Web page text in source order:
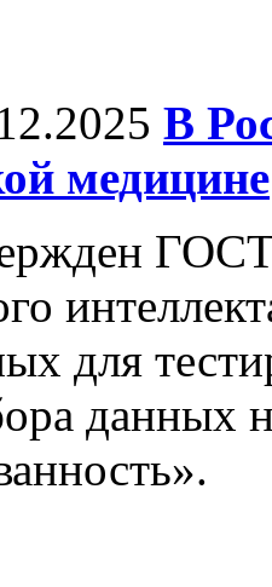
В
медицине
для
данных